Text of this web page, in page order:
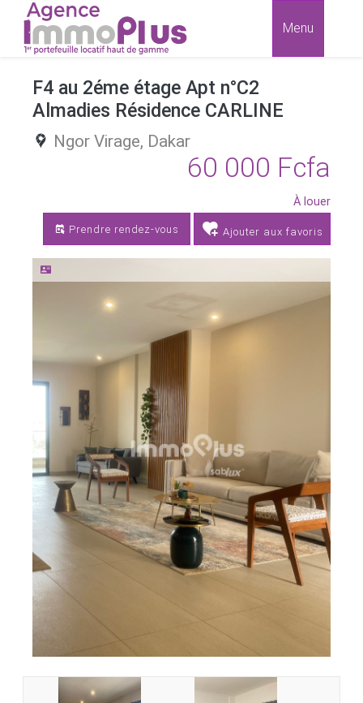
Menu
F4 au 2éme étage Apt n°C2
Almadies Résidence CARLINE
Ngor Virage, Dakar
60 000 Fcfa
À louer
Prendre rendez-vous Ajouter aux favoris